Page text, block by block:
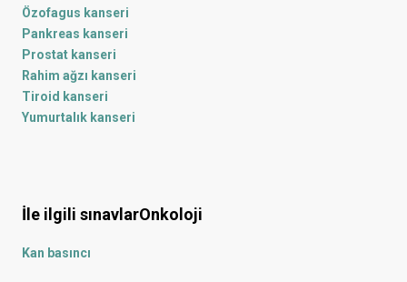
Özofagus kanseri
Pankreas kanseri
Prostat kanseri
Rahim ağzı kanseri
Tiroid kanseri
Yumurtalık kanseri
İle ilgili sınavlarOnkoloji
Kan basıncı